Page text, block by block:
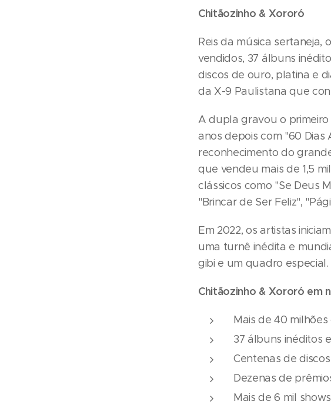
Chitãozinho & Xororó
Reis da música sertaneja,
vendidos, 37 álbuns
discos de ouro, platina e
da X-9 Paulistana que
A dupla gravou o primeiro
anos depois com "60
reconhecimento do
que vendeu mais de 1,5
clássicos como "Se Deus
"Brincar de Ser Feliz",
Em 2022, os artistas
uma turnê inédita e
gibi e um quadro especial.
Chitãozinho & Xororó em
Mais de 40
37 álbuns inéditos e
Centenas de
Dezenas de
Mais de 6 mil shows